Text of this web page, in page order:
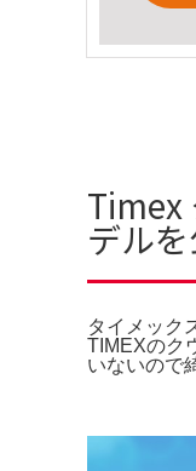
Timex
デル
タイメック
TIMEXのク
いないので